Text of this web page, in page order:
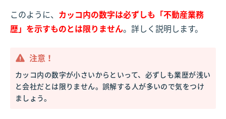
このように、 カッコ内の数字は必ずしも「不動産業務
歴」を示すものとは限りません。詳しく説明します。
注意！
カッコ内の数字が小さいからといって、必ずしも業歴が浅い
と会社だとは限りません。誤解する人が多いので気をつけ
ましょう。